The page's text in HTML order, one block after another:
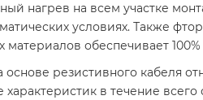
нагрев на всем участке
условиях. Также
обеспечивает 100%
резистивного кабеля
в течение всего